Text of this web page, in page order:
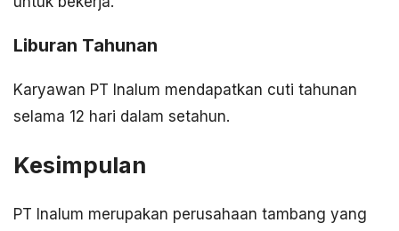
Liburan Tahunan
Karyawan PT Inalum mendapatkan cuti tahunan
selama 12 hari dalam setahun.
Kesimpulan
PT Inalum merupakan perusahaan tambang yang